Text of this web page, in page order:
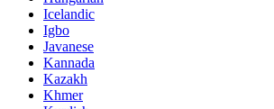
Icelandic
Igbo
Javanese
Kannada
Kazakh
Khmer